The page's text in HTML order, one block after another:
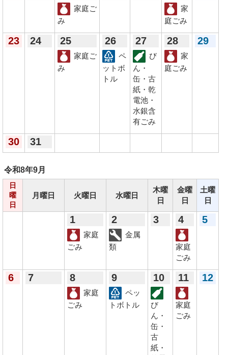
家庭ご
み
家
庭ごみ
23 24 25
家庭ご
み
26
ペ
ットボ
トル
27
び
ん・
缶・古
紙・乾
電池・
水銀含
有ごみ
28
家
庭ごみ
29
30 31
令和8年9月
日
曜
日
月曜日 火曜日 水曜日
木曜
日
金曜
日
土曜
日
1
家庭
ごみ
2
金属
類
3 4
家庭
ごみ
5
6 7 8
家庭
ごみ
9
ペッ
トボトル
10
び
ん・
缶・
古
紙・
11
家庭
ごみ
12